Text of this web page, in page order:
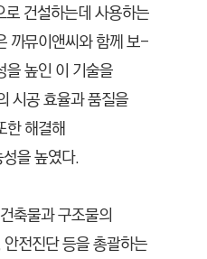
로 건설하는데 사용하는
까뮤이앤씨와 함께 보-
을 높인 이 기술을
시공 효율과 품질을
한 해결해
을 높였다.
축물과 구조물의
전진단 등을 총괄하는